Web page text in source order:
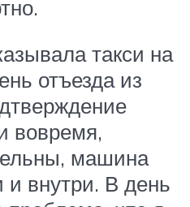
такси на
отъезда из
вовремя,
машина
и внутри. В день